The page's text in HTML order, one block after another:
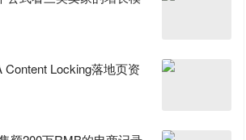
Content Locking落地页资